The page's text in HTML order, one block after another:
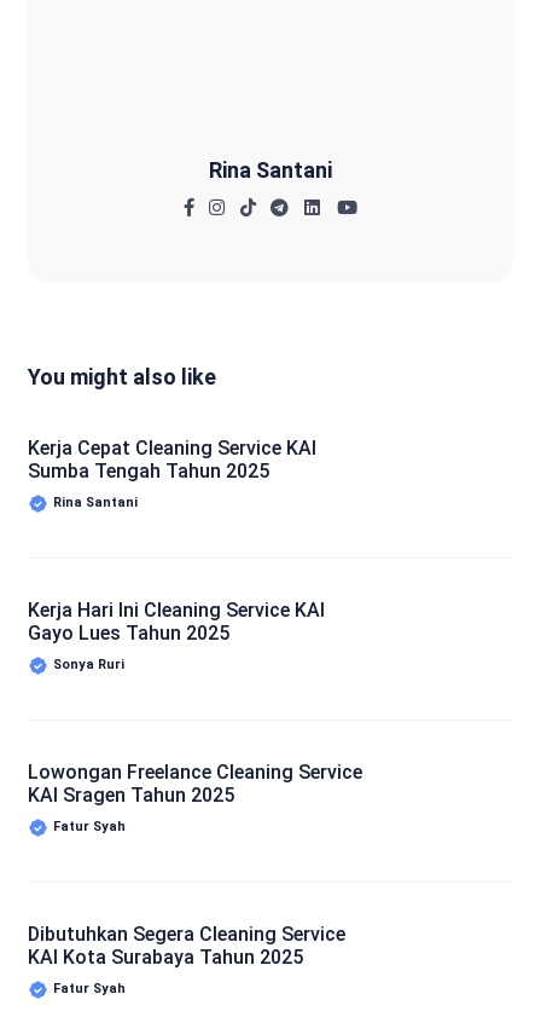
Rina Santani
You might also like
Kerja Cepat Cleaning Service KAI
Sumba Tengah Tahun 2025
Rina Santani
Kerja Hari Ini Cleaning Service KAI
Gayo Lues Tahun 2025
Sonya Ruri
Lowongan Freelance Cleaning Service
KAI Sragen Tahun 2025
Fatur Syah
Dibutuhkan Segera Cleaning Service
KAI Kota Surabaya Tahun 2025
Fatur Syah